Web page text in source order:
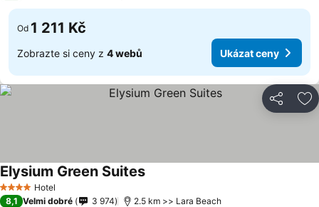
Od 1 211 Kč
Zobrazte si ceny z 4 webů Ukázat ceny
Sdílet
4 Počet hvězdiček
Hotel
Elysium Green SuitesUkázat ceny
8,1 Velmi dobré 3 974 2.5 km >> Lara Beach